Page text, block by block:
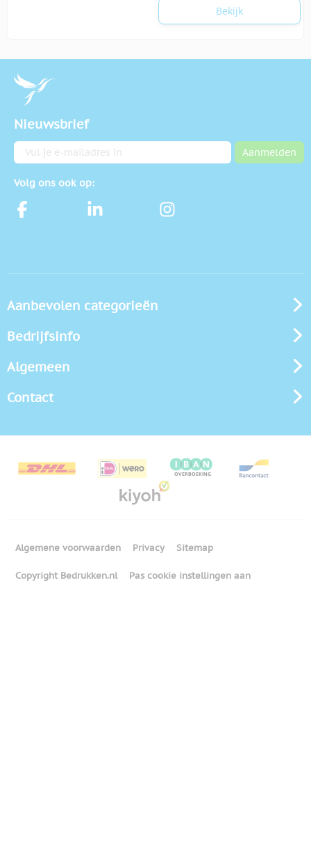
Bekijk
Nieuwsbrief
E-mailadres Aanmelden
Volg ons ook op:
Aanbevolen categorieën
Bedrijfsinfo
Algemeen
Contact
Algemene voorwaarden Privacy Sitemap
Copyright Bedrukken.nl Pas cookie instellingen aan